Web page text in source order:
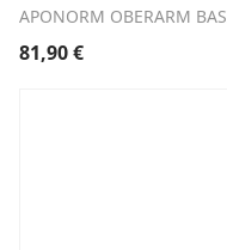
APONORM OBERARM
81,90€